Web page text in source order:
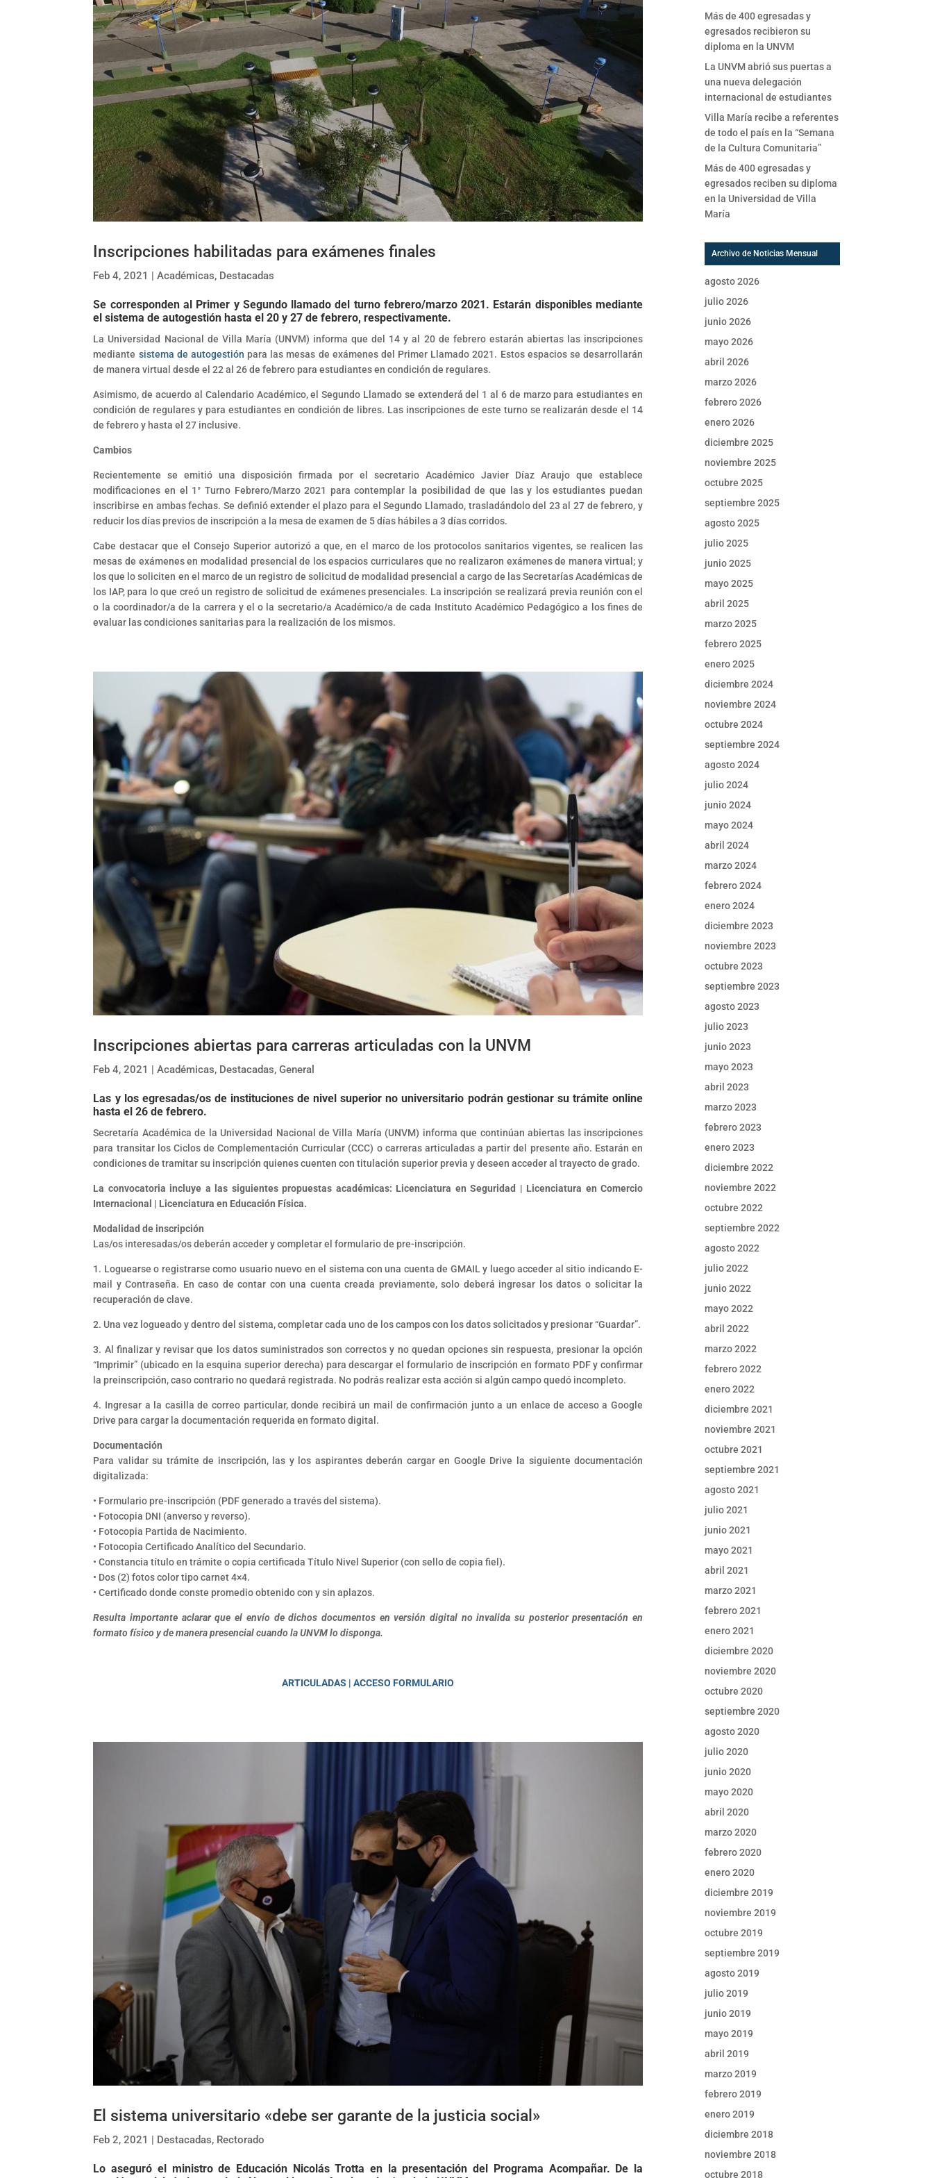
Inscripciones habilitadas para exámenes finales
Feb 4, 2021 |Académicas, Destacadas
Se corresponden al Primer y Segundo llamado del turno febrero/marzo 2021. Estarán disponibles mediante
el sistema de autogestión hasta el 20 y 27 de febrero, respectivamente.
La Universidad Nacional de Villa María (UNVM) informa que del 14 y al 20 de febrero estarán abiertas las inscripciones
mediante sistema de autogestión para las mesas de exámenes del Primer Llamado 2021. Estos espacios se desarrollarán
de manera virtual desde el 22 al 26 de febrero para estudiantes en condición de regulares.
Asimismo, de acuerdo al Calendario Académico, el Segundo Llamado se extenderá del 1 al 6 de marzo para estudiantes en
condición de regulares y para estudiantes en condición de libres. Las inscripciones de este turno se realizarán desde el 14
de febrero y hasta el 27 inclusive.
Cambios
Recientemente se emitió una disposición firmada por el secretario Académico Javier Díaz Araujo que establece
modificaciones en el 1° Turno Febrero/Marzo 2021 para contemplar la posibilidad de que las y los estudiantes puedan
inscribirse en ambas fechas. Se definió extender el plazo para el Segundo Llamado, trasladándolo del 23 al 27 de febrero, y
reducir los días previos de inscripción a la mesa de examen de 5 días hábiles a 3 días corridos.
Cabe destacar que el Consejo Superior autorizó a que, en el marco de los protocolos sanitarios vigentes, se realicen las
mesas de exámenes en modalidad presencial de los espacios curriculares que no realizaron exámenes de manera virtual; y
los que lo soliciten en el marco de un registro de solicitud de modalidad presencial a cargo de las Secretarías Académicas de
los IAP, para lo que creó un registro de solicitud de exámenes presenciales. La inscripción se realizará previa reunión con el
o la coordinador/a de la carrera y el o la secretario/a Académico/a de cada Instituto Académico Pedagógico a los fines de
evaluar las condiciones sanitarias para la realización de los mismos.
Inscripciones abiertas para carreras articuladas con la UNVM
Feb 4, 2021 |Académicas, Destacadas,General
Las y los egresadas/os de instituciones de nivel superior no universitario podrán gestionar su trámite online
hasta el 26 de febrero.
Secretaría Académica de la Universidad Nacional de Villa María (UNVM) informa que continúan abiertas las inscripciones
para transitar los Ciclos de Complementación Curricular (CCC) o carreras articuladas a partir del presente año. Estarán en
condiciones de tramitar su inscripción quienes cuenten con titulación superior previa y deseen acceder al trayecto de grado.
La convocatoria incluye a las siguientes propuestas académicas: Licenciatura en Seguridad | Licenciatura en Comercio
Internacional | Licenciatura en Educación Física.
Modalidad de inscripción
Las/os interesadas/os deberán acceder y completar el formulario de pre-inscripción.
1. Loguearse o registrarse como usuario nuevo en el sistema con una cuenta de GMAIL y luego acceder al sitio indicando E-
mail y Contraseña. En caso de contar con una cuenta creada previamente, solo deberá ingresar los datos o solicitar la
recuperación de clave.
2. Una vez logueado y dentro del sistema, completar cada uno de los campos con los datos solicitados y presionar “Guardar”.
3. Al finalizar y revisar que los datos suministrados son correctos y no quedan opciones sin respuesta, presionar la opción
“Imprimir” (ubicado en la esquina superior derecha) para descargar el formulario de inscripción en formato PDF y confirmar
la preinscripción, caso contrario no quedará registrada. No podrás realizar esta acción si algún campo quedó incompleto.
4. Ingresar a la casilla de correo particular, donde recibirá un mail de confirmación junto a un enlace de acceso a Google
Drive para cargar la documentación requerida en formato digital.
Documentación
Para validar su trámite de inscripción, las y los aspirantes deberán cargar en Google Drive la siguiente documentación
digitalizada:
• Formulario pre-inscripción (PDF generado a través del sistema).
• Fotocopia DNI (anverso y reverso).
• Fotocopia Partida de Nacimiento.
• Fotocopia Certificado Analítico del Secundario.
• Constancia título en trámite o copia certificada Título Nivel Superior (con sello de copia fiel).
• Dos (2) fotos color tipo carnet 4×4.
• Certificado donde conste promedio obtenido con y sin aplazos.
Resulta importante aclarar que el envío de dichos documentos en versión digital no invalida su posterior presentación en
formato físico y de manera presencial cuando la UNVM lo disponga.
ARTICULADAS | ACCESO FORMULARIO
El sistema universitario «debe ser garante de la justicia social»
Feb 2, 2021 | Destacadas, Rectorado
Lo aseguró el ministro de Educación Nicolás Trotta en la presentación del Programa Acompañar. De la
Más de 400 egresadas y
egresados recibieron su
diploma en la UNVM
La UNVM abrió sus puertas a
una nueva delegación
internacional de estudiantes
Villa María recibe a referentes
de todo el país en la “Semana
de la Cultura Comunitaria”
Más de 400 egresadas y
egresados reciben su diploma
en la Universidad de Villa
María
Archivo de Noticias Mensual
agosto 2026
julio 2026
junio 2026
mayo 2026
abril 2026
marzo 2026
febrero 2026
enero 2026
diciembre 2025
noviembre 2025
octubre 2025
septiembre 2025
agosto 2025
julio 2025
junio 2025
mayo 2025
abril 2025
marzo 2025
febrero 2025
enero 2025
diciembre 2024
noviembre 2024
octubre 2024
septiembre 2024
agosto 2024
julio 2024
junio 2024
mayo 2024
abril 2024
marzo 2024
febrero 2024
enero 2024
diciembre 2023
noviembre 2023
octubre 2023
septiembre 2023
agosto 2023
julio 2023
junio 2023
mayo 2023
abril 2023
marzo 2023
febrero 2023
enero 2023
diciembre 2022
noviembre 2022
octubre 2022
septiembre 2022
agosto 2022
julio 2022
junio 2022
mayo 2022
abril 2022
marzo 2022
febrero 2022
enero 2022
diciembre 2021
noviembre 2021
octubre 2021
septiembre 2021
agosto 2021
julio 2021
junio 2021
mayo 2021
abril 2021
marzo 2021
febrero 2021
enero 2021
diciembre 2020
noviembre 2020
octubre 2020
septiembre 2020
agosto 2020
julio 2020
junio 2020
mayo 2020
abril 2020
marzo 2020
febrero 2020
enero 2020
diciembre 2019
noviembre 2019
octubre 2019
septiembre 2019
agosto 2019
julio 2019
junio 2019
mayo 2019
abril 2019
marzo 2019
febrero 2019
enero 2019
diciembre 2018
noviembre 2018
octubre 2018